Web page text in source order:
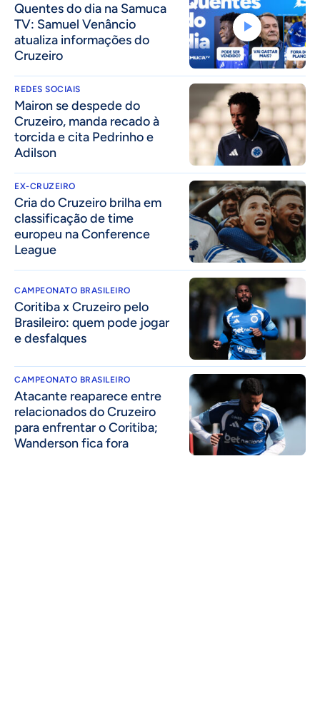
Quentes do dia na Samuca
TV: Samuel Venâncio
atualiza informações do
Cruzeiro
REDES SOCIAIS
Mairon se despede do
Cruzeiro, manda recado à
torcida e cita Pedrinho e
Adilson
EX-CRUZEIRO
Cria do Cruzeiro brilha em
classificação de time
europeu na Conference
League
CAMPEONATO BRASILEIRO
Coritiba x Cruzeiro pelo
Brasileiro: quem pode jogar
e desfalques
CAMPEONATO BRASILEIRO
Atacante reaparece entre
relacionados do Cruzeiro
para enfrentar o Coritiba;
Wanderson fica fora